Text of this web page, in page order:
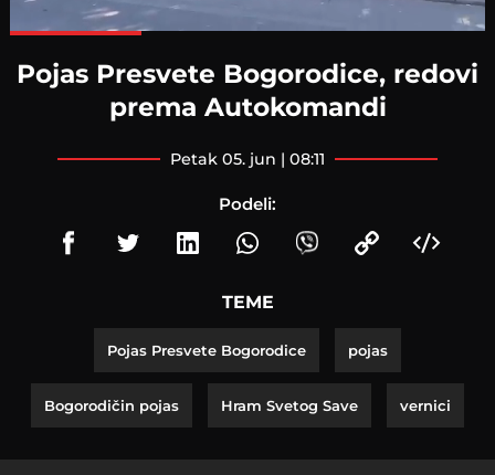
Pojas Presvete Bogorodice, redovi
prema Autokomandi
petak 05. jun | 08:11
Podeli:
TEME
Pojas Presvete Bogorodice pojas
Bogorodičin pojas Hram Svetog Save vernici